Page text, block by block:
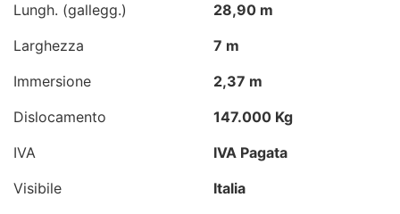
Lungh. (gallegg.)
28,90 m
Larghezza
7 m
Immersione
2,37 m
Dislocamento
147.000 Kg
IVA
IVA Pagata
Visibile
Italia